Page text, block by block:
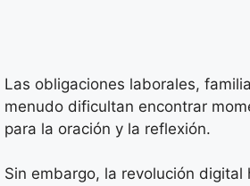
Las obligaciones laborales,
menudo dificultan encontrar
para la oración y la reflexión.
Sin embargo, la revolución digital